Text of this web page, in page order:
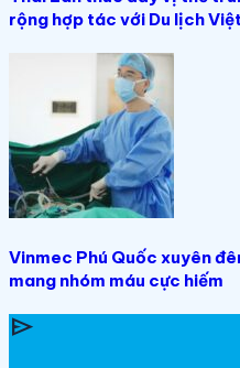
rộng hợp tác với Du lịch
Vinmec Phú Quốc xuyên
mang nhóm máu cực hiếm
send